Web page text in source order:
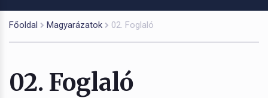
Főoldal Magyarázatok 02. Foglaló
02. Foglaló